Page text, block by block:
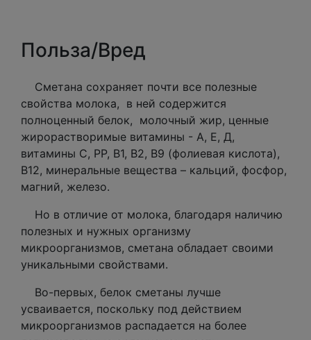
Польза/Вред
Сметана сохраняет почти все полезные
свойства молока, в ней содержится
полноценный белок, молочный жир, ценные
жирорастворимые витамины - А, Е, Д,
витамины С, РР, В1, В2, В9 (фолиевая кислота),
В12, минеральные вещества – кальций, фосфор,
магний, железо.
Но в отличие от молока, благодаря наличию
полезных и нужных организму
микроорганизмов, сметана обладает своими
уникальными свойствами.
Во-первых, белок сметаны лучше
усваивается, поскольку под действием
микроорганизмов распадается на более